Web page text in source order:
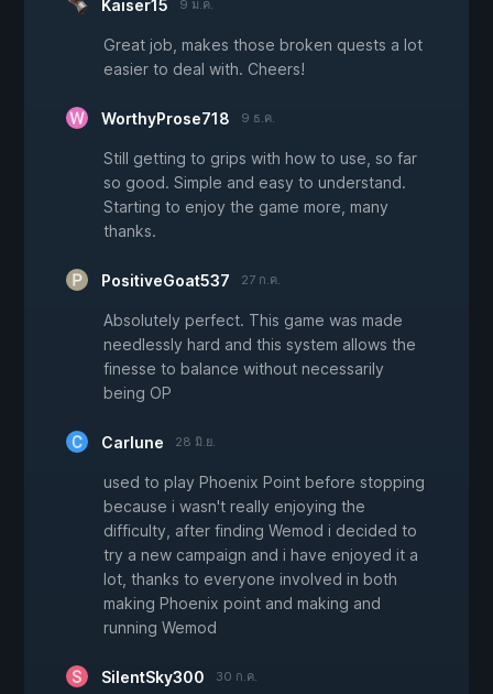
Kaiser15 9 ม.ค.
Great job, makes those broken quests a lot
easier to deal with. Cheers!
WorthyProse718 9 ธ.ค.
Still getting to grips with how to use, so far
so good. Simple and easy to understand.
Starting to enjoy the game more, many
thanks.
PositiveGoat537 27 ก.ค.
Absolutely perfect. This game was made
needlessly hard and this system allows the
finesse to balance without necessarily
being OP
Carlune 28 มิ.ย.
used to play Phoenix Point before stopping
because i wasn't really enjoying the
difficulty, after finding Wemod i decided to
try a new campaign and i have enjoyed it a
lot, thanks to everyone involved in both
making Phoenix point and making and
running Wemod
SilentSky300 30 ก.ค.